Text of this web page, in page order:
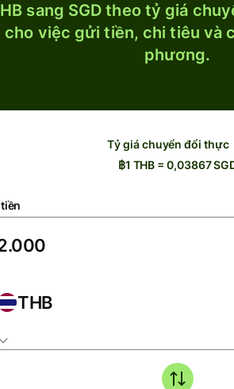
sang SGD theo tỷ giá
việc gửi tiền, chi tiêu và
phương.
Tỷ giá chuyển đổi thực
฿1 THB = 0,03867
THB